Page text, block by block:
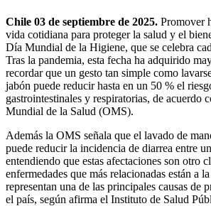
Chile 03 de septiembre de 2025. Promover
vida cotidiana para proteger la salud y el
Día Mundial de la Higiene, que se celebra
Tras la pandemia, esta fecha ha adquirido
recordar que un gesto tan simple como
jabón puede reducir hasta en un 50 % el
gastrointestinales y respiratorias, de acuerdo
Mundial de la Salud (OMS).
Además la OMS señala que el lavado de
puede reducir la incidencia de diarrea entre
entendiendo que estas afectaciones son otro
enfermedades que más relacionadas están a
representan una de las principales causas de
el país, según afirma el Instituto de Salud